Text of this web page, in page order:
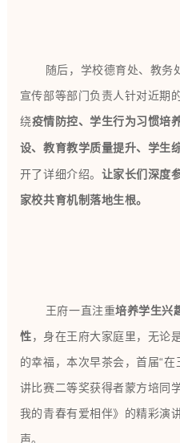
随后，学校德育处、教务
宣传部等部门负责人针对近期
绕疫情防控、学生行为习惯培
设、教育教学质量提升、学生
开了详细介绍。 让家长们深度
家校共育机制落地生根。
王府一直注重培养学生兴
性，身在王府大家庭里，无论
的幸福，本次早茶会，首届“
讲比赛二等奖获得者蒙方培同
我的青春有爱相伴》的精彩演
声。